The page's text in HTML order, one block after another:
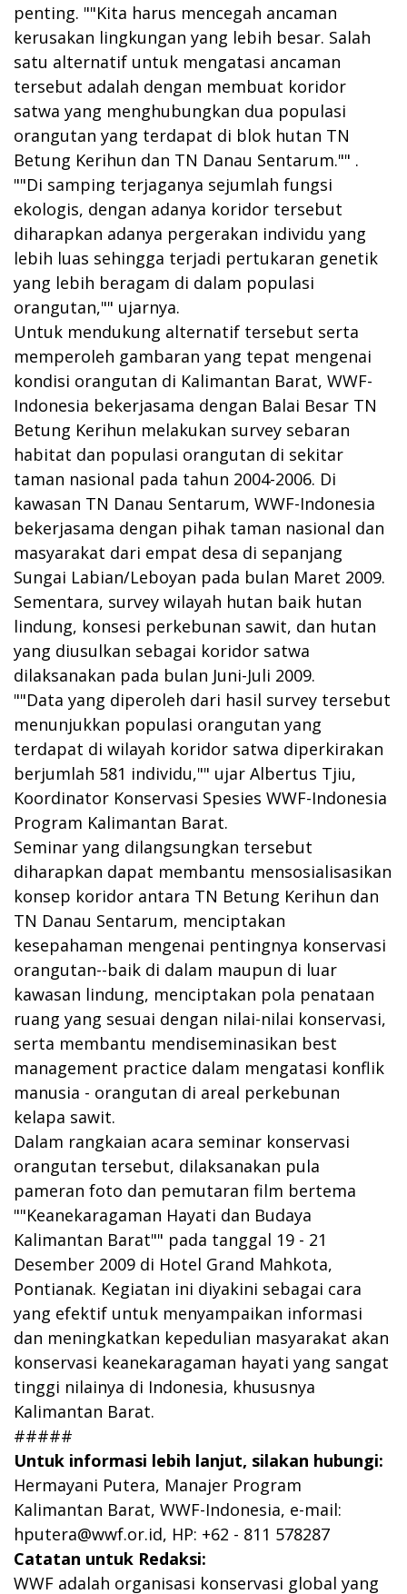
penting. ""Kita harus mencegah ancaman
kerusakan lingkungan yang lebih besar. Salah
satu alternatif untuk mengatasi ancaman
tersebut adalah dengan membuat koridor
satwa yang menghubungkan dua populasi
orangutan yang terdapat di blok hutan TN
Betung Kerihun dan TN Danau Sentarum."" .
""Di samping terjaganya sejumlah fungsi
ekologis, dengan adanya koridor tersebut
diharapkan adanya pergerakan individu yang
lebih luas sehingga terjadi pertukaran genetik
yang lebih beragam di dalam populasi
orangutan,"" ujarnya.
Untuk mendukung alternatif tersebut serta
memperoleh gambaran yang tepat mengenai
kondisi orangutan di Kalimantan Barat, WWF-
Indonesia bekerjasama dengan Balai Besar TN
Betung Kerihun melakukan survey sebaran
habitat dan populasi orangutan di sekitar
taman nasional pada tahun 2004-2006. Di
kawasan TN Danau Sentarum, WWF-Indonesia
bekerjasama dengan pihak taman nasional dan
masyarakat dari empat desa di sepanjang
Sungai Labian/Leboyan pada bulan Maret 2009.
Sementara, survey wilayah hutan baik hutan
lindung, konsesi perkebunan sawit, dan hutan
yang diusulkan sebagai koridor satwa
dilaksanakan pada bulan Juni-Juli 2009.
""Data yang diperoleh dari hasil survey tersebut
menunjukkan populasi orangutan yang
terdapat di wilayah koridor satwa diperkirakan
berjumlah 581 individu,"" ujar Albertus Tjiu,
Koordinator Konservasi Spesies WWF-Indonesia
Program Kalimantan Barat.
Seminar yang dilangsungkan tersebut
diharapkan dapat membantu mensosialisasikan
konsep koridor antara TN Betung Kerihun dan
TN Danau Sentarum, menciptakan
kesepahaman mengenai pentingnya konservasi
orangutan--baik di dalam maupun di luar
kawasan lindung, menciptakan pola penataan
ruang yang sesuai dengan nilai-nilai konservasi,
serta membantu mendiseminasikan best
management practice dalam mengatasi konflik
manusia - orangutan di areal perkebunan
kelapa sawit.
Dalam rangkaian acara seminar konservasi
orangutan tersebut, dilaksanakan pula
pameran foto dan pemutaran film bertema
""Keanekaragaman Hayati dan Budaya
Kalimantan Barat"" pada tanggal 19 - 21
Desember 2009 di Hotel Grand Mahkota,
Pontianak. Kegiatan ini diyakini sebagai cara
yang efektif untuk menyampaikan informasi
dan meningkatkan kepedulian masyarakat akan
konservasi keanekaragaman hayati yang sangat
tinggi nilainya di Indonesia, khususnya
Kalimantan Barat.
#####
Untuk informasi lebih lanjut, silakan hubungi:
Hermayani Putera, Manajer Program
Kalimantan Barat, WWF-Indonesia, e-mail:
hputera@wwf.or.id, HP: +62 - 811 578287
Catatan untuk Redaksi:
WWF adalah organisasi konservasi global yang